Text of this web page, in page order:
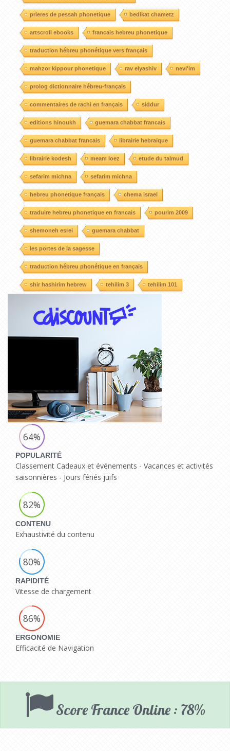
prieres de pessah phonetique bedikat chametz
artscroll ebooks francais hebreu phonetique
traduction hébreu phonétique vers français
mahzor kippour phonetique rav elyashiv nevi'im
prolog dictionnaire hébreu-français
commentaires de rachi en français siddur
editions hinoukh guemara chabbat francais
guemara chabbat francais librairie hebraique
librairie kodesh meam loez etude du talmud
sefarim michna sefarim michna
hebreu phonetique français chema israel
traduire hebreu phonetique en francais pourim 2009
shemoneh esrei guemara chabbat
les portes de la sagesse
traduction hébreu phonétique en français
shir hashirim hebrew tehilim 3 tehilim 101
64%
POPULARITÉ
Classement Cadeaux et événements - Vacances et activités
saisonnières - Jours fériés juifs
82%
CONTENU
Exhaustivité du contenu
80%
RAPIDITÉ
Vitesse de chargement
86%
ERGONOMIE
Efficacité de Navigation
Score France Online : 78%